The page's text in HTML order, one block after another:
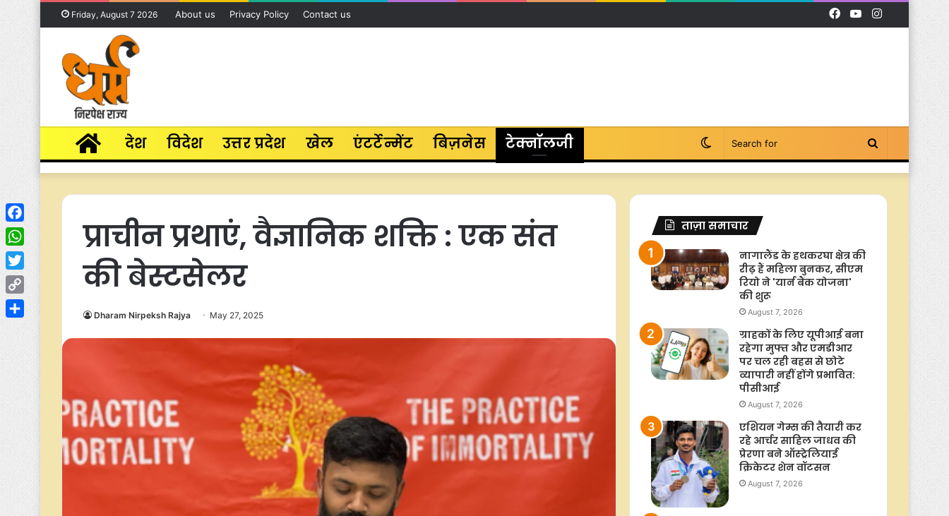
Friday, August 7 2026 About us Privacy Policy Contact us Instagram
YouTube
Facebook
Home
देश विदेश उत्तर प्रदेश खेल एंटर्टेन्मेंट बिज़नेस टेक्नॉलजी Search
for
Switch
skin
प्राचीन प्रथाएं, वैज्ञानिक शक्ति : एक संत
की बेस्टसेलर
Dharam Nirpeksh Rajya May 27, 2025
ताज़ा समाचार
नागालैंड के हथकरघा क्षेत्र की
रीढ़ हैं महिला बुनकर, सीएम
रियो ने 'यार्न बैंक योजना'
की शुरू
August 7, 2026
ग्राहकों के लिए यूपीआई बना
रहेगा मुफ्त और एमडीआर
पर चल रही बहस से छोटे
व्यापारी नहीं होंगे प्रभावित:
पीसीआई
August 7, 2026
एशियन गेम्स की तैयारी कर
रहे आर्चर साहिल जाधव की
प्रेरणा बने ऑस्ट्रेलियाई
क्रिकेटर शेन वॉटसन
August 7, 2026
Facebook
WhatsApp
Twitter
Copy
Link
Share